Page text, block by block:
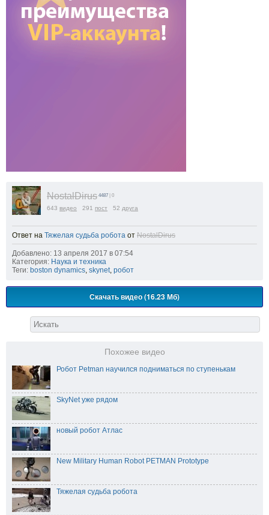
NostalDirus 4487 | 0
643 видео 291 пост 52 друга
Ответ на Тяжелая судьба робота от NostalDirus
Добавлено: 13 апреля 2017 в 07:54
Категория: Наука и техника
Теги: boston dynamics, skynet, робот
Скачать видео (16.23 Мб)
Похожее видео
Робот Petman научился подниматься по ступенькам
SkyNet уже рядом
новый робот Атлас
New Military Human Robot PETMAN Prototype
Тяжелая судьба робота